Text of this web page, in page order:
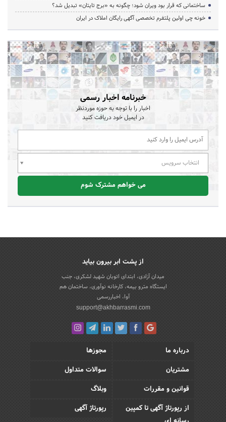
ساختمانی که قرار بود ویران شود؛ چگونه به «برج تایتان» تبدیل شد؟
خونه چی اولین پلتفرم تخصصی آگهی رایگان املاک در ایران
خبرنامه اخبار رسمی
اخبار را با توجه به حوزه موردنظر
در ایمیل خود دریافت کنید
انتخاب سرویس
می خواهم مشترک شوم
از پشت ابر بیرون بیاید
میدان آزادی، ابتدای اتوبان شهید لشکری، جنب
ایستگاه مترو بیمه، کارخانه نوآوری، ساختمان هم
آوا، اخباررسمی
support@akhbarrasmi.com
درباره ما
مجوزها
مشتریان
سوالات متداول
قوانین و مقررات
وبلاگ
از رپورتاژ آگهی تا کمپین
رپورتاژ آگهی